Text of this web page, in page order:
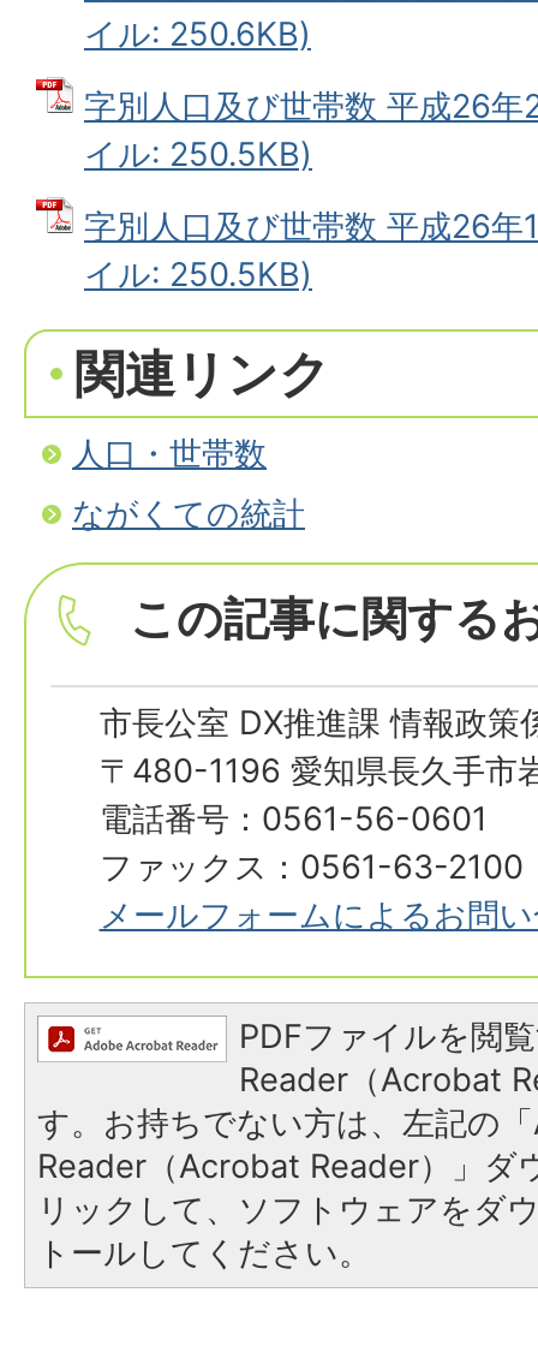
イル: 250.6KB)
字別人口及び世帯数 平成26年
イル: 250.5KB)
字別人口及び世帯数 平成26年
イル: 250.5KB)
関連リンク
人口・世帯数
ながくての統計
この記事に関する
市長公室 DX推進課 情報政策
〒480-1196 愛知県長久手市
電話番号：0561-56-0601
ファックス：0561-63-2100
メールフォームによるお問
PDFファイルを閲
Reader（Acrobat
す。お持ちでない方は、左記の
Reader（Acrobat Reader）」ダ
リックして、ソフトウェアをダ
トールしてください。